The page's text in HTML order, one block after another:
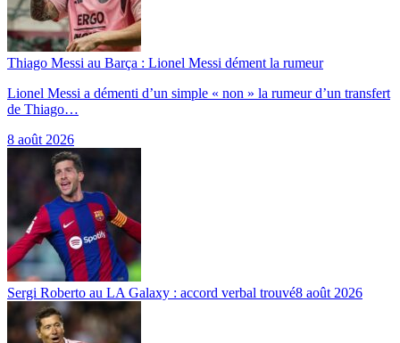
Thiago Messi au Barça : Lionel Messi dément la rumeur
Lionel Messi a démenti d’un simple « non » la rumeur d’un transfert
de Thiago…
8 août 2026
Sergi Roberto au LA Galaxy : accord verbal trouvé8 août 2026